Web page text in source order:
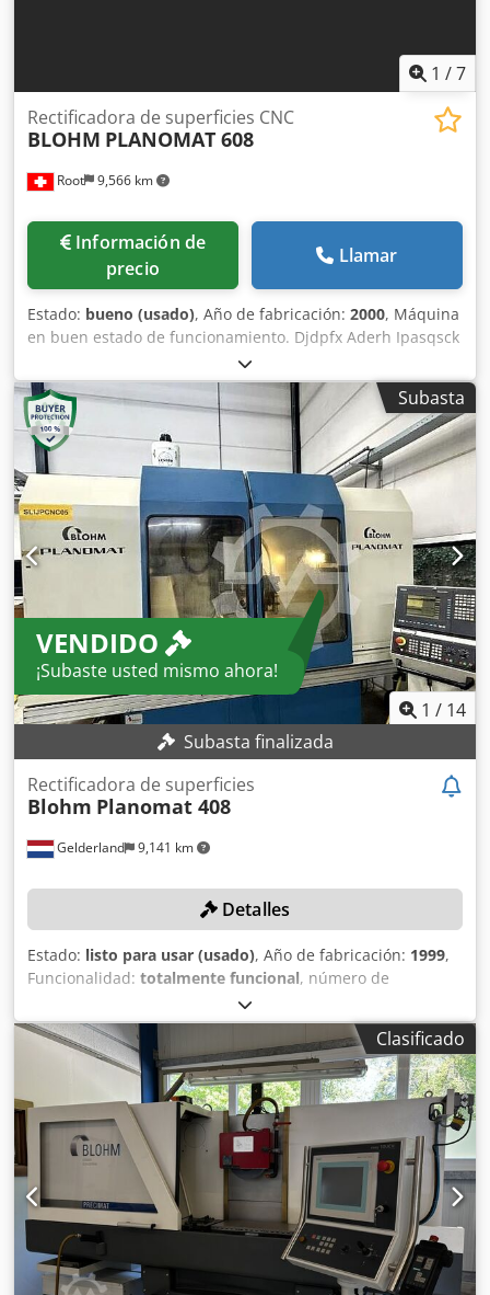
1 /7
Root 9,566 km
Rectificadora de superficies CNC
BLOHM PLANOMAT 608
Información de
precio
Llamar
Estado: bueno (usado), Año de fabricación: 2000, Máquina
en buen estado de funcionamiento. Djdpfx Aderh Ipasqsck
Subasta
VENDIDO
¡Subaste usted mismo ahora!
1 / 14
Subasta finalizada
Gelderland 9,141 km
Rectificadora de superficies
Blohm Planomat 408
Detalles
Estado: listo para usar (usado), Año de fabricación: 1999,
Funcionalidad: totalmente funcional, número de
, diámetro de disco rectificador:
400 mm, recorrido eje X:900 mm, recorrido del eje Y:550
mm, recorrido del eje Z: 360 mm, velocidad del husillo de
rectificado:3,400 rpm, DETALLES TÉCNICOS Recorrido eje
X: 900 mm Recorrido eje Y: 550 mm Recorrido eje Z: 360
mm Ancho de la mesa: 790 mm Profundidad de la mesa:
380 mm Dcjdpfxsyuamxs Adqsk Diámetro máx. de la
muela: 400 mm Velocidad máx. del husillo: 3.400 rpm
EQUIPAMIENTO Marcado CE Documentación
Clasificado